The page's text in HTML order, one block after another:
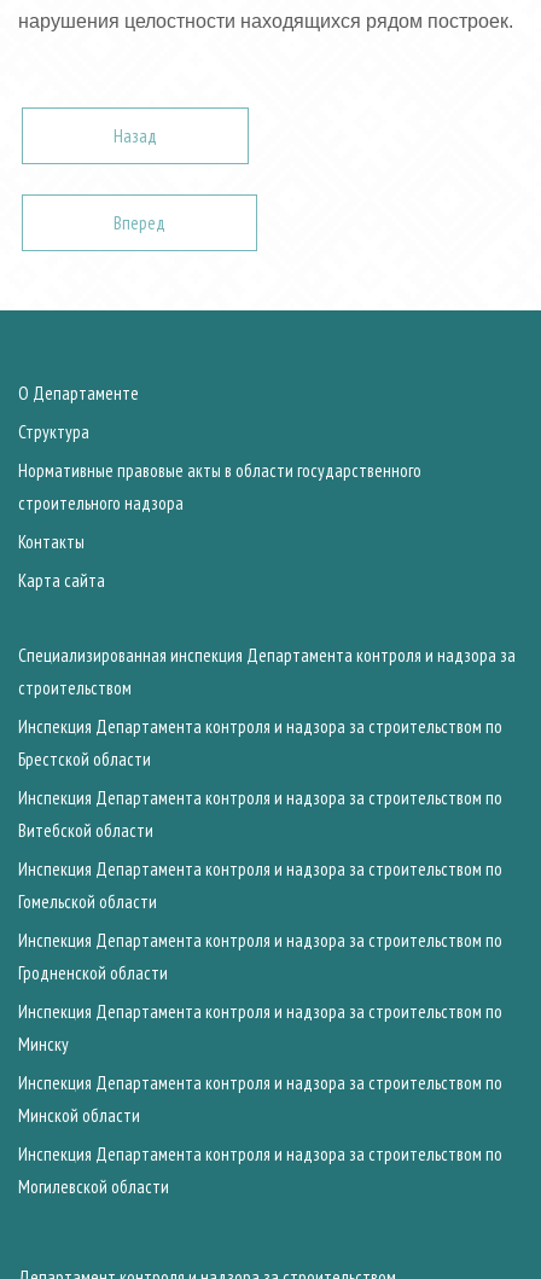
нарушения целостности находящихся рядом построек.
Назад
Вперед
О Департаменте
Структура
Нормативные правовые акты в области государственного
строительного надзора
Контакты
Карта сайта
Специализированная инспекция Департамента контроля и надзора за
строительством
Инспекция Департамента контроля и надзора за строительством по
Брестской области
Инспекция Департамента контроля и надзора за строительством по
Витебской области
Инспекция Департамента контроля и надзора за строительством по
Гомельской области
Инспекция Департамента контроля и надзора за строительством по
Гродненской области
Инспекция Департамента контроля и надзора за строительством по
Минску
Инспекция Департамента контроля и надзора за строительством по
Минской области
Инспекция Департамента контроля и надзора за строительством по
Могилевской области